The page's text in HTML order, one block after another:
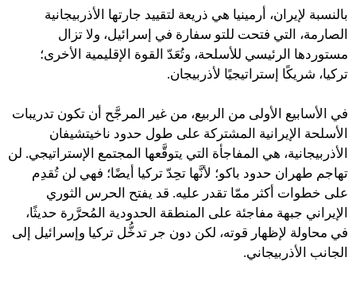
بالنسبة لإيران، أرمينيا هي ذريعة لتقييد جارتها الأذربيجانية
الصارمة، التي فتحت للتو سفارة في إسرائيل، ولا تزال
مستوردها الرئيسي للأسلحة، وتُعَدّ القوة الإقليمية الأخرى؛
تركيا، شريكًا إستراتيجيًا لأذربيجان.
في الأسابيع الأولى من الربيع، من غير المرجَّح أن تكون تدريبات
الأسلحة الإيرانية المشتركة على طول حدود ناخيتشيفان
الأذربيجانية، هي المفاجأة التي يتوقَّعها المجتمع الإستراتيجي. لن
تهاجم طهران حدود باكو؛ لأنَّها تحِدّ تركيا أيضًا؛ فهي لن تُقدِم
على خطوات أكثر ممّا تقدر عليه. قد يفتح الحرس الثوري
الإيراني جبهة مفاجئة على المنطقة الحدودية المُحرَّرة حديثًا،
في محاولة لإظهار قوته، لكن دون جر تدخُّل تركيا وإسرائيل إلى
الجانب الأذربيجاني.